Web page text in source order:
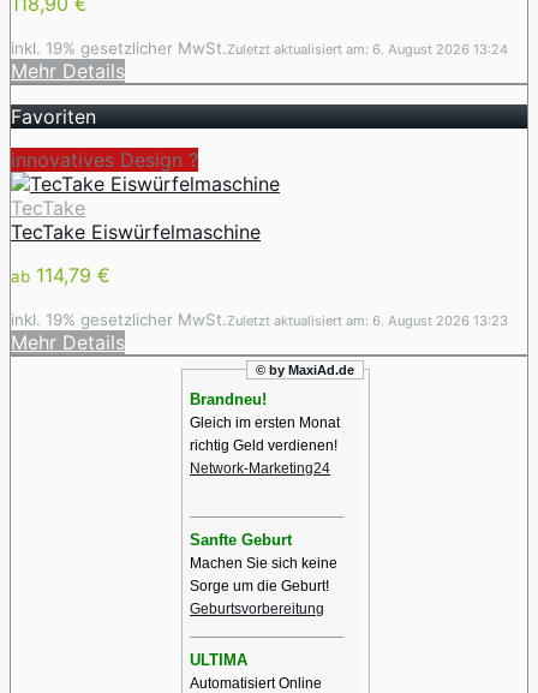
inkl. 19% gesetzlicher MwSt.Zuletzt aktualisiert am: 6. August 2026 13:24
Mehr Details
Favoriten
innovatives Design ️?
TecTake
TecTake Eiswürfelmaschine
ab 114,79 €
inkl. 19% gesetzlicher MwSt.Zuletzt aktualisiert am: 6. August 2026 13:23
Mehr Details
© by MaxiAd.de
Brandneu!
Gleich im ersten Monat
richtig Geld verdienen!
Network-Marketing24
Sanfte Geburt
Machen Sie sich keine
Sorge um die Geburt!
Geburtsvorbereitung
ULTIMA
Automatisiert Online